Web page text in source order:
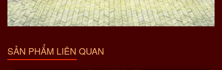
SẢN PHẨM LIÊN QUAN